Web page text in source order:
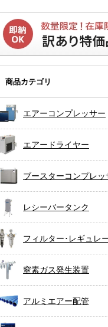
商品カテゴリ
エアーコンプレッサー
エアードライヤー
ブースターコンプレッ
レシーバータンク
フィルター･レギュレ
窒素ガス発生装置
アルミエアー配管